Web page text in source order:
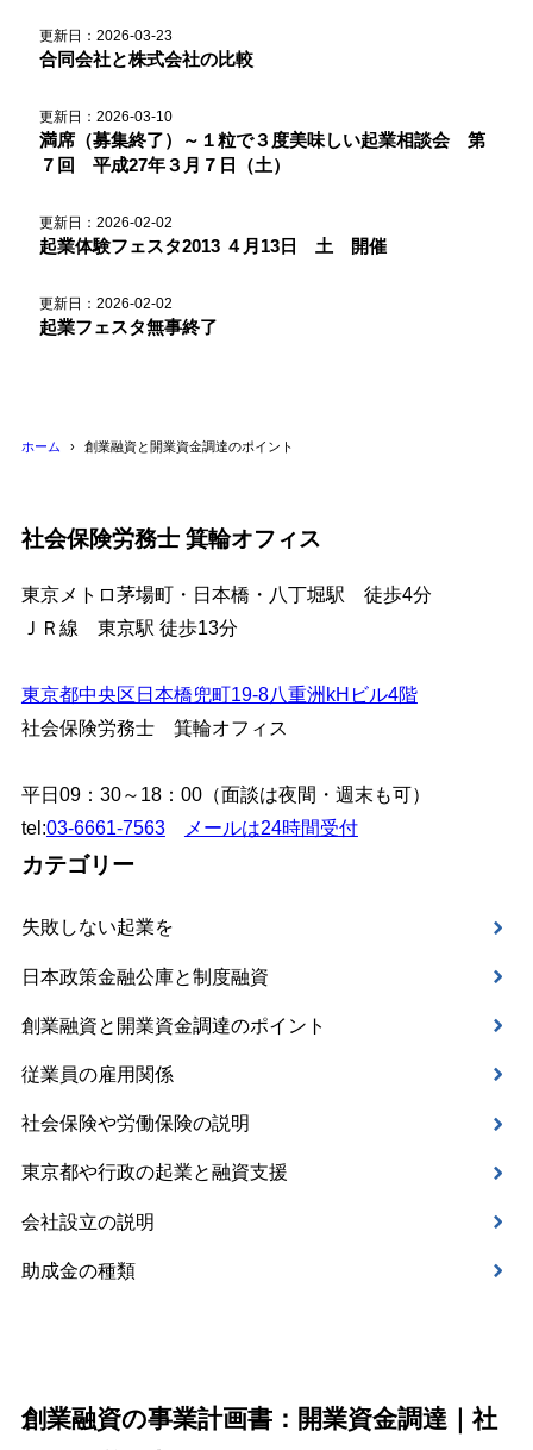
更新日：2026-03-23
合同会社と株式会社の比較
更新日：2026-03-10
満席（募集終了）～１粒で３度美味しい起業相談会 第
７回 平成27年３月７日（土）
更新日：2026-02-02
起業体験フェスタ2013 ４月13日 土 開催
更新日：2026-02-02
起業フェスタ無事終了
ホーム 創業融資と開業資金調達のポイント
社会保険労務士 箕輪オフィス
東京メトロ茅場町・日本橋・八丁堀駅 徒歩4分
ＪＲ線 東京駅 徒歩13分
東京都中央区日本橋兜町19-8八重洲kHビル4階
社会保険労務士 箕輪オフィス
平日09：30～18：00（面談は夜間・週末も可）
tel:03-6661-7563 メールは24時間受付
カテゴリー
失敗しない起業を
日本政策金融公庫と制度融資
創業融資と開業資金調達のポイント
従業員の雇用関係
社会保険や労働保険の説明
東京都や行政の起業と融資支援
会社設立の説明
助成金の種類
創業融資の事業計画書：開業資金調達｜社